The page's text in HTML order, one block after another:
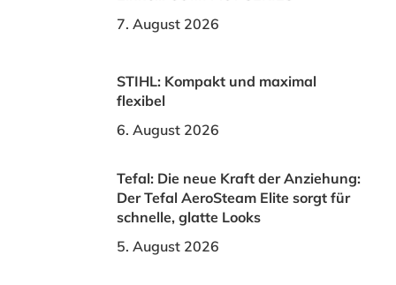
7. August 2026
STIHL: Kompakt und maximal
flexibel
6. August 2026
Tefal: Die neue Kraft der Anziehung:
Der Tefal AeroSteam Elite sorgt für
schnelle, glatte Looks
5. August 2026